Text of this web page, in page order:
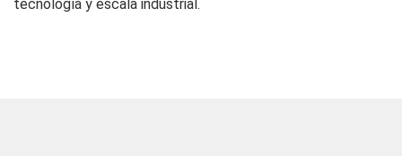
tecnología y escala industrial.